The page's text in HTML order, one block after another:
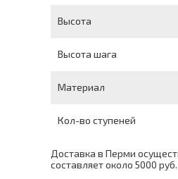
Высота
Высота шага
Материал
Кол-во ступеней
Доставка в Перми
составляет около 5000